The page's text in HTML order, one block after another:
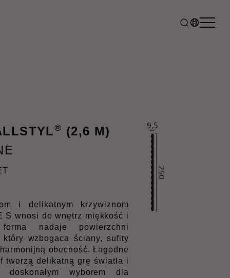
® (2,6 M)
i delikatnym krzywiznom
S wnosi do wnętrz miękkość i
nadaje powierzchni
wzbogaca ściany, sufity
obecność. Łagodne
delikatną grę światła i
wyborem dla